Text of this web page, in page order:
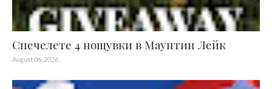
Спечелете 4 нощувки в Маунтин Лейк
August 06, 2026